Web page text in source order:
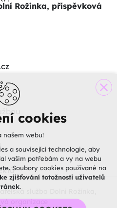
Rožínka, příspěvková
služba Dolní Rožínka,
organizace
cookies
našem webu!
a související technologie, aby
vašim potřebám a vy na webu
Soubory cookies používané na
zjišťování totožnosti uživatelů
.